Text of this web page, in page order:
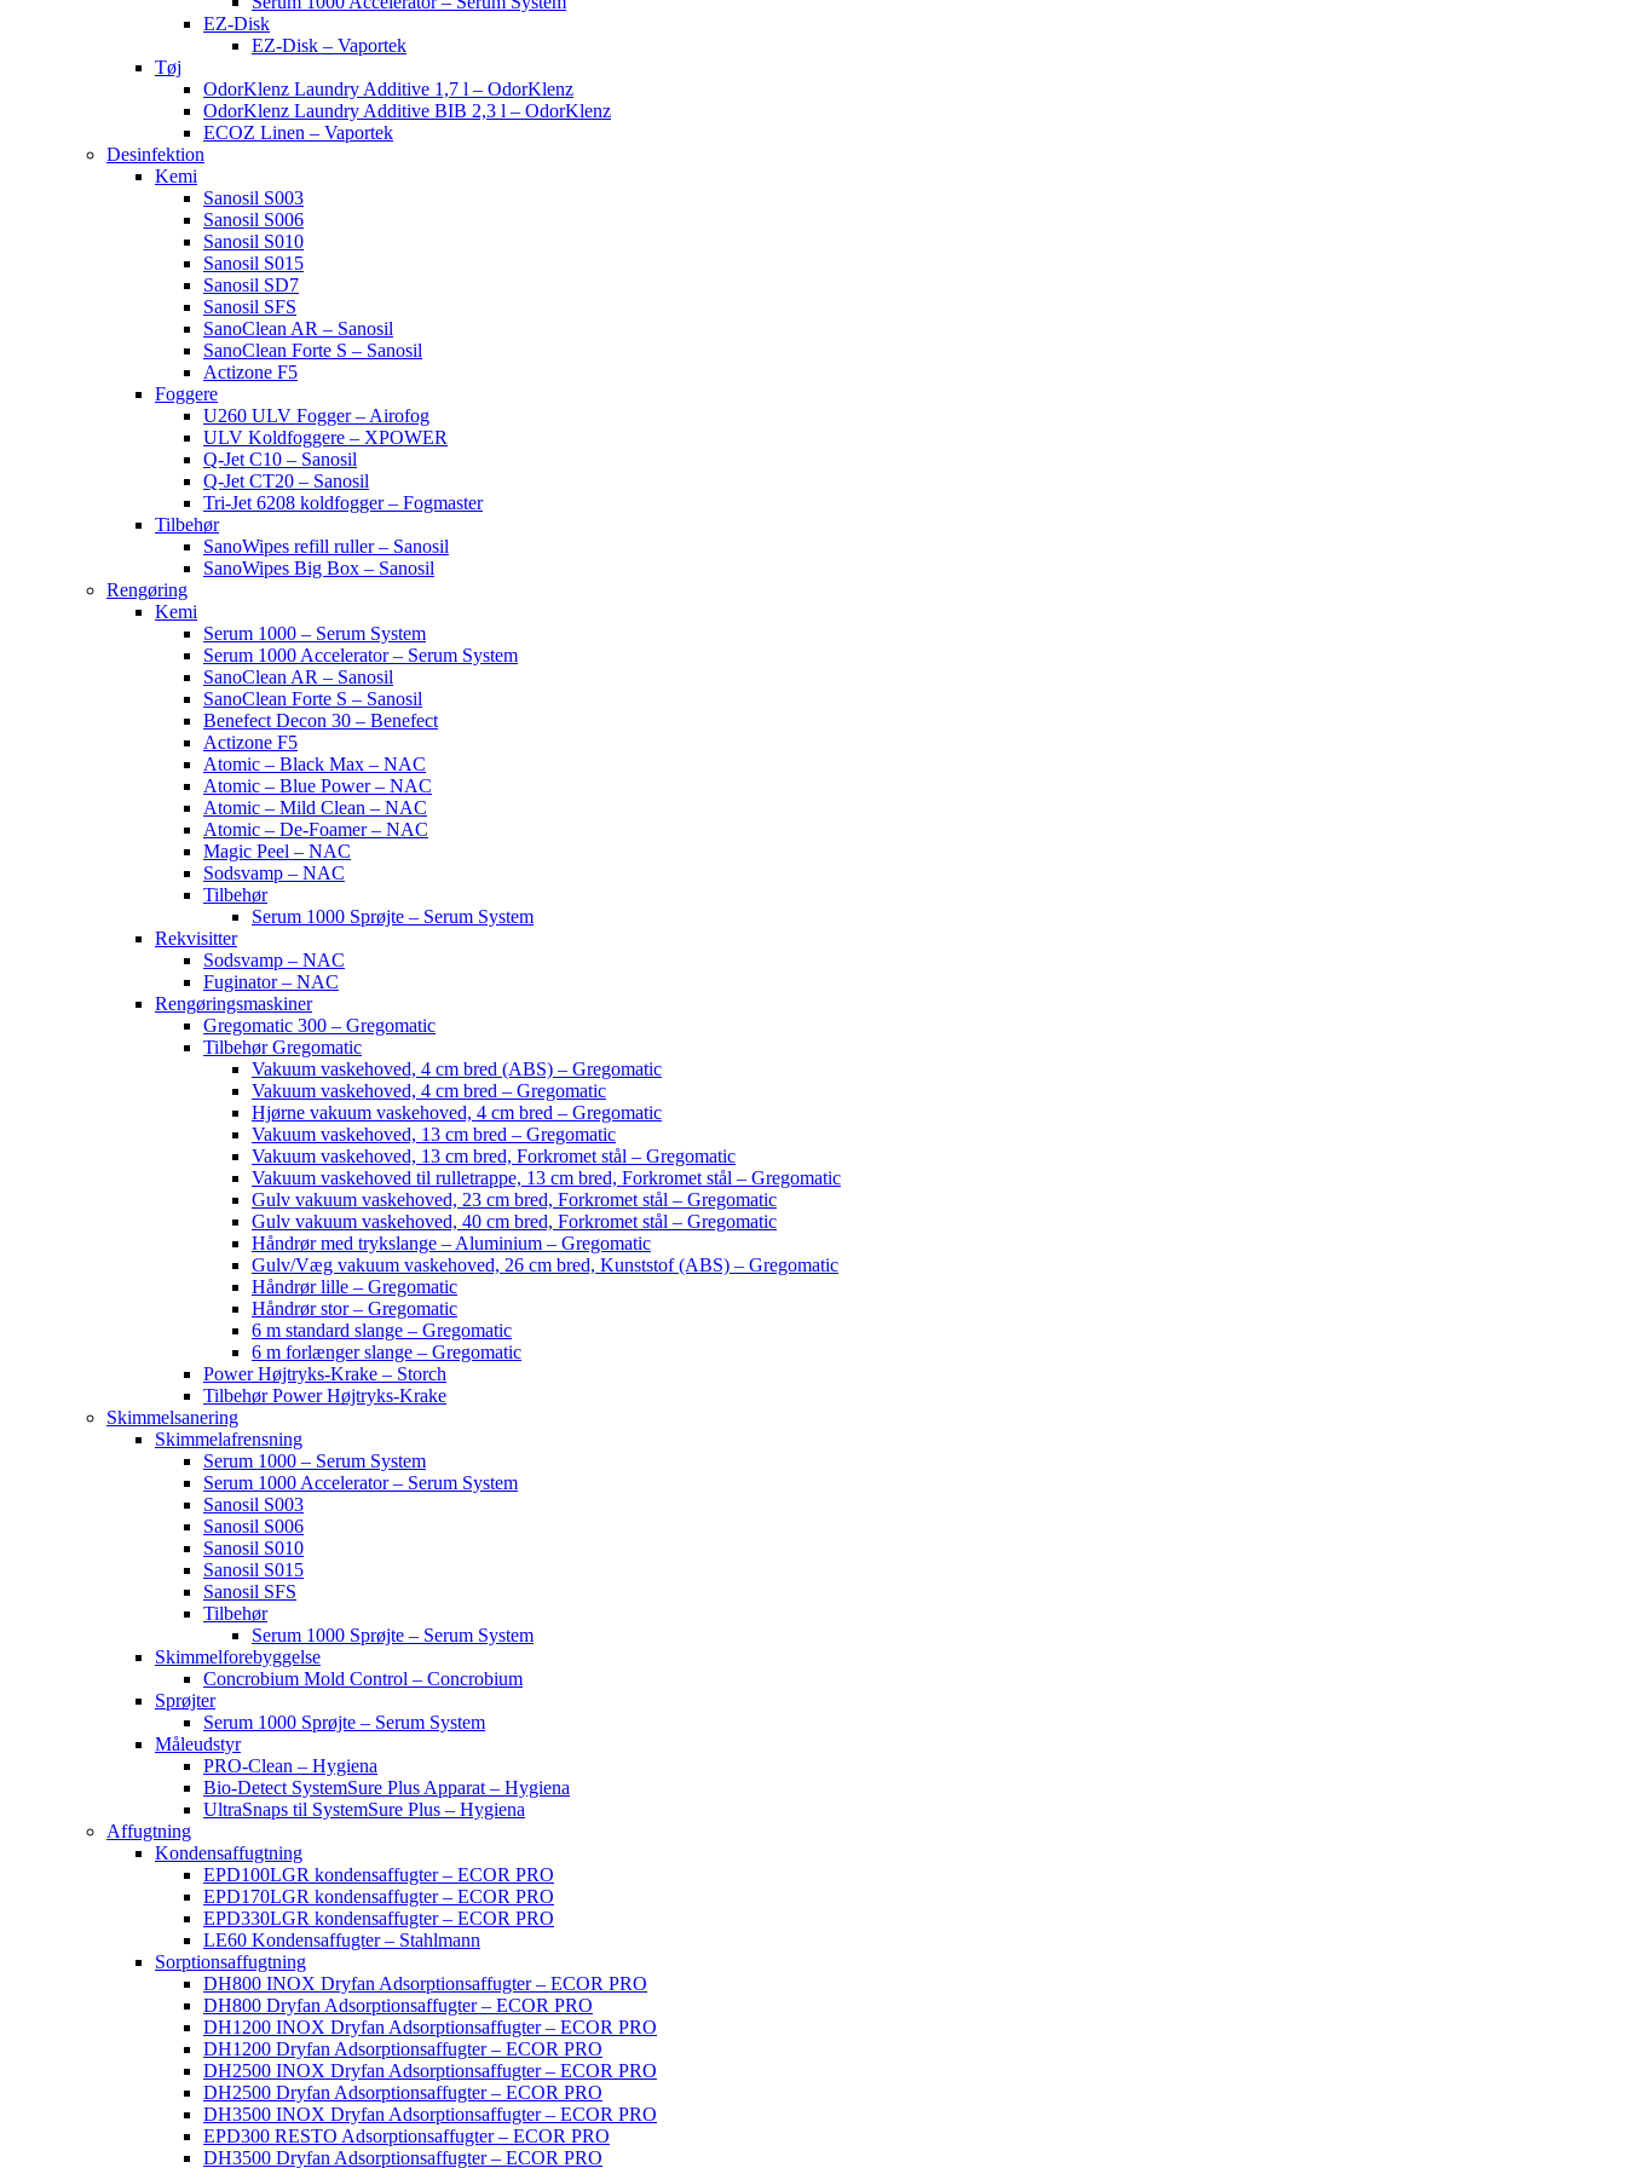
EZ-Disk
EZ-Disk – Vaportek
Tøj
OdorKlenz Laundry Additive 1,7 l – OdorKlenz
OdorKlenz Laundry Additive BIB 2,3 l – OdorKlenz
ECOZ Linen – Vaportek
Desinfektion
Kemi
Sanosil S003
Sanosil S006
Sanosil S010
Sanosil S015
Sanosil SD7
Sanosil SFS
SanoClean AR – Sanosil
SanoClean Forte S – Sanosil
Actizone F5
Foggere
U260 ULV Fogger – Airofog
ULV Koldfoggere – XPOWER
Q-Jet C10 – Sanosil
Q-Jet CT20 – Sanosil
Tri-Jet 6208 koldfogger – Fogmaster
Tilbehør
SanoWipes refill ruller – Sanosil
SanoWipes Big Box – Sanosil
Rengøring
Kemi
Serum 1000 – Serum System
Serum 1000 Accelerator – Serum System
SanoClean AR – Sanosil
SanoClean Forte S – Sanosil
Benefect Decon 30 – Benefect
Actizone F5
Atomic – Black Max – NAC
Atomic – Blue Power – NAC
Atomic – Mild Clean – NAC
Atomic – De-Foamer – NAC
Magic Peel – NAC
Sodsvamp – NAC
Tilbehør
Serum 1000 Sprøjte – Serum System
Rekvisitter
Sodsvamp – NAC
Fuginator – NAC
Rengøringsmaskiner
Gregomatic 300 – Gregomatic
Tilbehør Gregomatic
Vakuum vaskehoved, 4 cm bred (ABS) – Gregomatic
Vakuum vaskehoved, 4 cm bred – Gregomatic
Hjørne vakuum vaskehoved, 4 cm bred – Gregomatic
Vakuum vaskehoved, 13 cm bred – Gregomatic
Vakuum vaskehoved, 13 cm bred, Forkromet stål – Gregomatic
Vakuum vaskehoved til rulletrappe, 13 cm bred, Forkromet stål – Gregomatic
Gulv vakuum vaskehoved, 23 cm bred, Forkromet stål – Gregomatic
Gulv vakuum vaskehoved, 40 cm bred, Forkromet stål – Gregomatic
Håndrør med trykslange – Aluminium – Gregomatic
Gulv/Væg vakuum vaskehoved, 26 cm bred, Kunststof (ABS) – Gregomatic
Håndrør lille – Gregomatic
Håndrør stor – Gregomatic
6 m standard slange – Gregomatic
6 m forlænger slange – Gregomatic
Power Højtryks-Krake – Storch
Tilbehør Power Højtryks-Krake
Skimmelsanering
Skimmelafrensning
Serum 1000 – Serum System
Serum 1000 Accelerator – Serum System
Sanosil S003
Sanosil S006
Sanosil S010
Sanosil S015
Sanosil SFS
Tilbehør
Serum 1000 Sprøjte – Serum System
Skimmelforebyggelse
Concrobium Mold Control – Concrobium
Sprøjter
Serum 1000 Sprøjte – Serum System
Måleudstyr
PRO-Clean – Hygiena
Bio-Detect SystemSure Plus Apparat – Hygiena
UltraSnaps til SystemSure Plus – Hygiena
Affugtning
Kondensaffugtning
EPD100LGR kondensaffugter – ECOR PRO
EPD170LGR kondensaffugter – ECOR PRO
EPD330LGR kondensaffugter – ECOR PRO
LE60 Kondensaffugter – Stahlmann
Sorptionsaffugtning
DH800 INOX Dryfan Adsorptionsaffugter – ECOR PRO
DH800 Dryfan Adsorptionsaffugter – ECOR PRO
DH1200 INOX Dryfan Adsorptionsaffugter – ECOR PRO
DH1200 Dryfan Adsorptionsaffugter – ECOR PRO
DH2500 INOX Dryfan Adsorptionsaffugter – ECOR PRO
DH2500 Dryfan Adsorptionsaffugter – ECOR PRO
DH3500 INOX Dryfan Adsorptionsaffugter – ECOR PRO
EPD300 RESTO Adsorptionsaffugter – ECOR PRO
DH3500 Dryfan Adsorptionsaffugter – ECOR PRO